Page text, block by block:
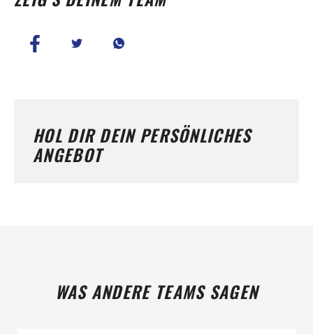
HOL DIR DEIN PERSÖNLICHES
ANGEBOT
WAS ANDERE TEAMS SAGEN